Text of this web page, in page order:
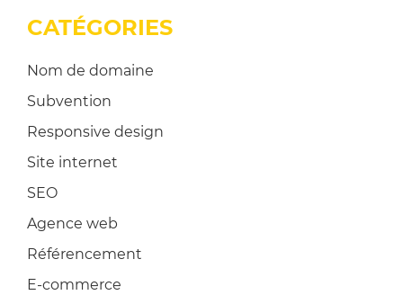
CATÉGORIES
Nom de domaine
Subvention
Responsive design
Site internet
SEO
Agence web
Référencement
E-commerce